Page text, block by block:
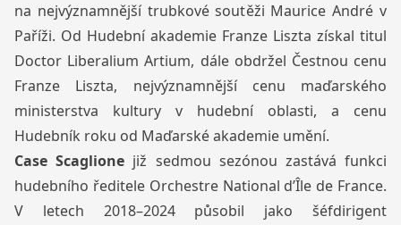
na nejvýznamnější trubkové soutěži Maurice André v
Paříži. Od Hudební akademie Franze Liszta získal titul
Doctor Liberalium Artium, dále obdržel Čestnou cenu
Franze Liszta, nejvýznamnější cenu maďarského
ministerstva kultury v hudební oblasti, a cenu
Hudebník roku od Maďarské akademie umění.
Case Scaglione již sedmou sezónou zastává funkci
hudebního ředitele Orchestre National d’Île de France.
V letech 2018–2024 působil jako šéfdirigent